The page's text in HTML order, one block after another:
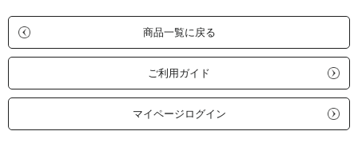
商品一覧に戻る
ご利用ガイド
マイページログイン